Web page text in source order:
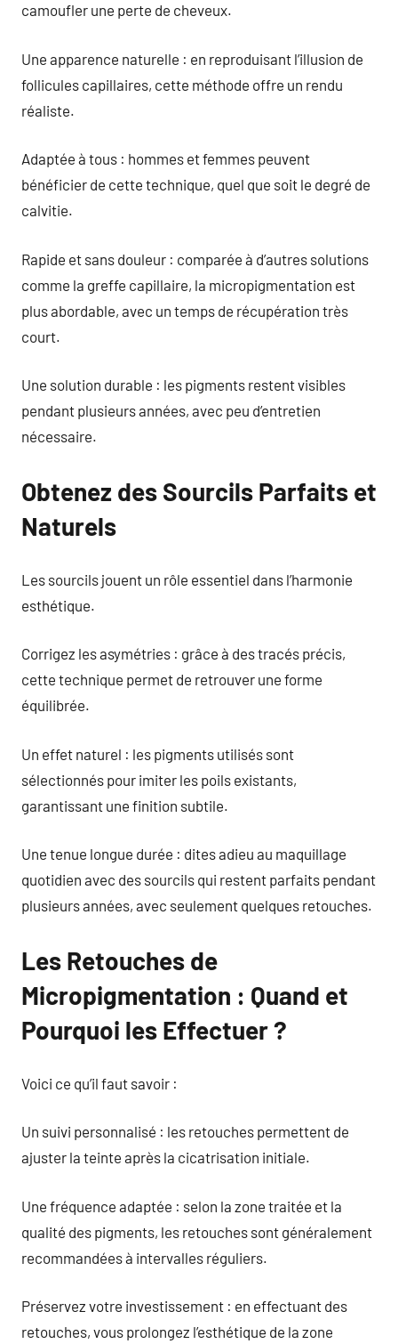
camoufler une perte de cheveux.
Une apparence naturelle : en reproduisant l’illusion de
follicules capillaires, cette méthode offre un rendu
réaliste.
Adaptée à tous : hommes et femmes peuvent
bénéficier de cette technique, quel que soit le degré de
calvitie.
Rapide et sans douleur : comparée à d’autres solutions
comme la greffe capillaire, la micropigmentation est
plus abordable, avec un temps de récupération très
court.
Une solution durable : les pigments restent visibles
pendant plusieurs années, avec peu d’entretien
nécessaire.
Obtenez des Sourcils Parfaits et
Naturels
Les sourcils jouent un rôle essentiel dans l’harmonie
esthétique.
Corrigez les asymétries : grâce à des tracés précis,
cette technique permet de retrouver une forme
équilibrée.
Un effet naturel : les pigments utilisés sont
sélectionnés pour imiter les poils existants,
garantissant une finition subtile.
Une tenue longue durée : dites adieu au maquillage
quotidien avec des sourcils qui restent parfaits pendant
plusieurs années, avec seulement quelques retouches.
Les Retouches de
Micropigmentation : Quand et
Pourquoi les Effectuer ?
Voici ce qu’il faut savoir :
Un suivi personnalisé : les retouches permettent de
ajuster la teinte après la cicatrisation initiale.
Une fréquence adaptée : selon la zone traitée et la
qualité des pigments, les retouches sont généralement
recommandées à intervalles réguliers.
Préservez votre investissement : en effectuant des
retouches, vous prolongez l’esthétique de la zone